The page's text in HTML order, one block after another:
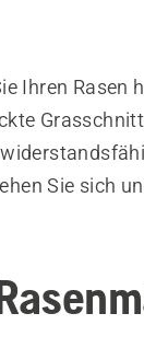
Ihren Rasen
Sie sich